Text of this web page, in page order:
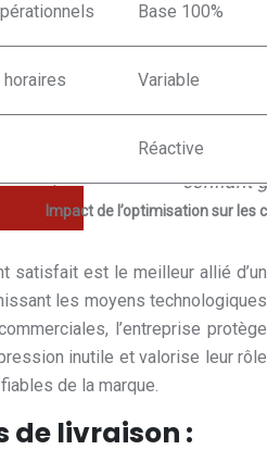
Impact de l’optimisation sur les
Base 100%
Variable
Réactive
satisfait est le meilleur allié d’un
les moyens technologiques
l’entreprise protège
inutile et valorise leur rôle
de la marque.
de livraison :